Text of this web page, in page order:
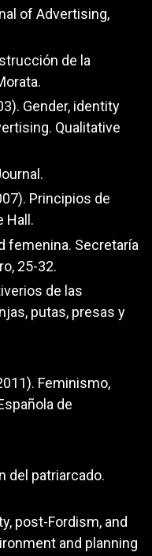
of Advertising,
de la
Gender, identity
Qualitative
Principios de
Hall.
femenina. Secretaría
25-32.
de las
putas, presas y
Feminismo,
de
del patriarcado.
post-Fordism, and
and planning